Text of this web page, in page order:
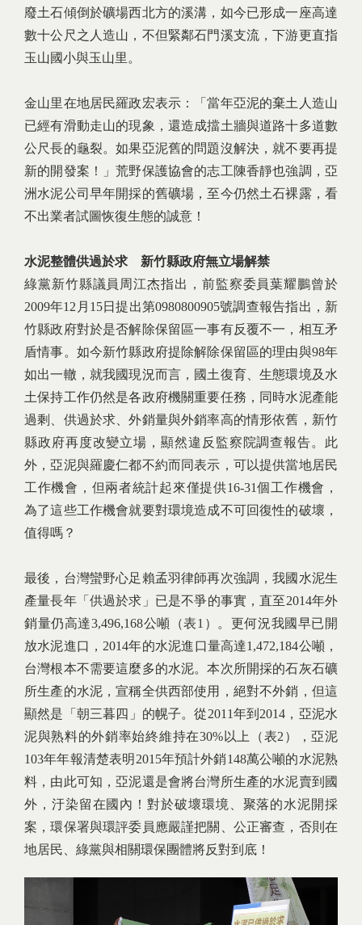
廢土石傾倒於礦場西北方的溪溝，如今已形成一座高達
數十公尺之人造山，不但緊鄰石門溪支流，下游更直指
玉山國小與玉山里。
金山里在地居民羅政宏表示：「當年亞泥的棄土人造山
已經有滑動走山的現象，還造成擋土牆與道路十多道數
公尺長的龜裂。如果亞泥舊的問題沒解決，就不要再提
新的開發案！」荒野保護協會的志工陳香靜也強調，亞
洲水泥公司早年開採的舊礦場，至今仍然土石裸露，看
不出業者試圖恢復生態的誠意！
水泥整體供過於求 新竹縣政府無立場解禁
綠黨新竹縣議員周江杰指出，前監察委員葉耀鵬曾於
2009年12月15日提出第0980800905號調查報告指出，新
竹縣政府對於是否解除保留區一事有反覆不一，相互矛
盾情事。如今新竹縣政府提除解除保留區的理由與98年
如出一轍，就我國現況而言，國土復育、生態環境及水
土保持工作仍然是各政府機關重要任務，同時水泥產能
過剩、供過於求、外銷量與外銷率高的情形依舊，新竹
縣政府再度改變立場，顯然違反監察院調查報告。此
外，亞泥與羅慶仁都不約而同表示，可以提供當地居民
工作機會，但兩者統計起來僅提供16-31個工作機會，
為了這些工作機會就要對環境造成不可回復性的破壞，
值得嗎？
最後，台灣蠻野心足賴孟羽律師再次強調，我國水泥生
產量長年「供過於求」已是不爭的事實，直至2014年外
銷量仍高達3,496,168公噸（表1）。更何況我國早已開
放水泥進口，2014年的水泥進口量高達1,472,184公噸，
台灣根本不需要這麼多的水泥。本次所開採的石灰石礦
所生產的水泥，宣稱全供西部使用，絕對不外銷，但這
顯然是「朝三暮四」的幌子。從2011年到2014，亞泥水
泥與熟料的外銷率始終維持在30%以上（表2），亞泥
103年年報清楚表明2015年預計外銷148萬公噸的水泥熟
料，由此可知，亞泥還是會將台灣所生產的水泥賣到國
外，汙染留在國內！對於破壞環境、聚落的水泥開採
案，環保署與環評委員應嚴謹把關、公正審查，否則在
地居民、綠黨與相關環保團體將反對到底！